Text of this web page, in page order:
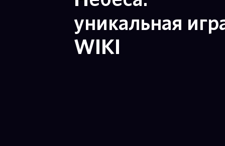
уникальная
WIKI